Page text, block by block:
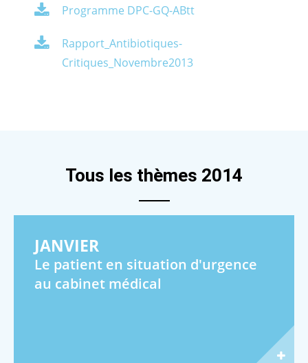
Programme DPC-GQ-ABtt
Rapport_Antibiotiques-
Critiques_Novembre2013
Tous les thèmes 2014
JANVIER
Le patient en situation d'urgence
au cabinet médical